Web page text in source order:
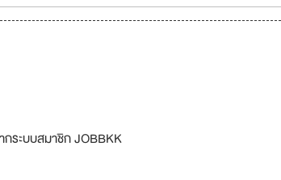
กระบบสมาชิก JOBBKK